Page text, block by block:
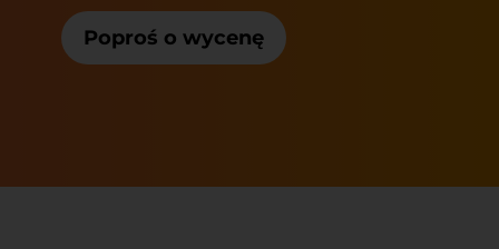
Poproś o wycenę